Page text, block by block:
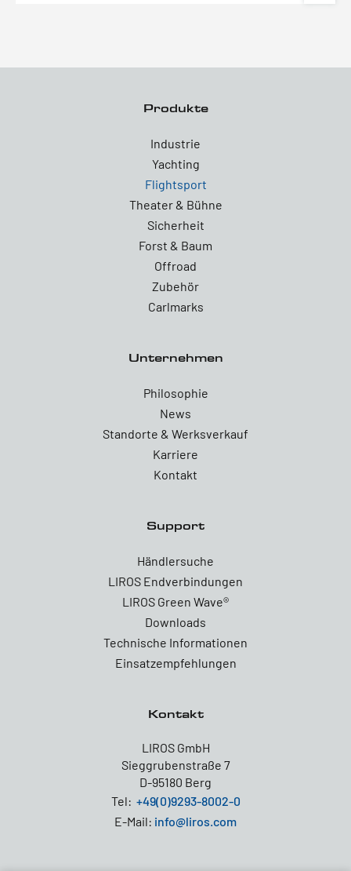
Produkte
Industrie
Yachting
Flightsport
Theater & Bühne
Sicherheit
Forst & Baum
Offroad
Zubehör
Carlmarks
Unternehmen
Philosophie
News
Standorte & Werksverkauf
Karriere
Kontakt
Support
Händlersuche
LIROS Endverbindungen
LIROS Green Wave®
Downloads
Technische Informationen
Einsatzempfehlungen
Kontakt
LIROS GmbH
Sieggrubenstraße 7
D-95180 Berg
Tel: +49(0)9293-8002-0
E-Mail: info@liros.com